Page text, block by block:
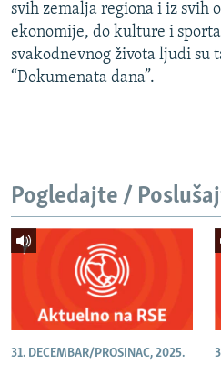
TRI DECENIJE OD RATA U BIH
SVE KARTE DEJTONA
NASTANAK I RASPAD JUGOSLAVIJE
svih zemalja regiona i iz svih
ekonomije, do kulture i
svakodnevnog života ljudi su
“Dokumenata dana”.
Pogledajte /
31. DECEMBAR/PROSINAC, 2025.